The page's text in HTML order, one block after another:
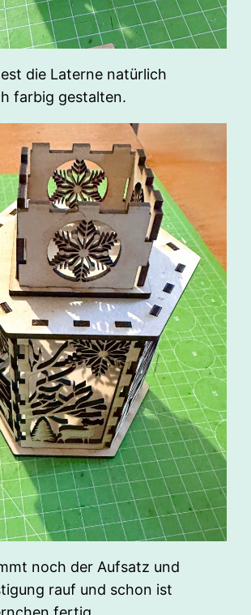
die Laterne natürlich
farbig gestalten.
noch der Aufsatz und
rauf und schon ist